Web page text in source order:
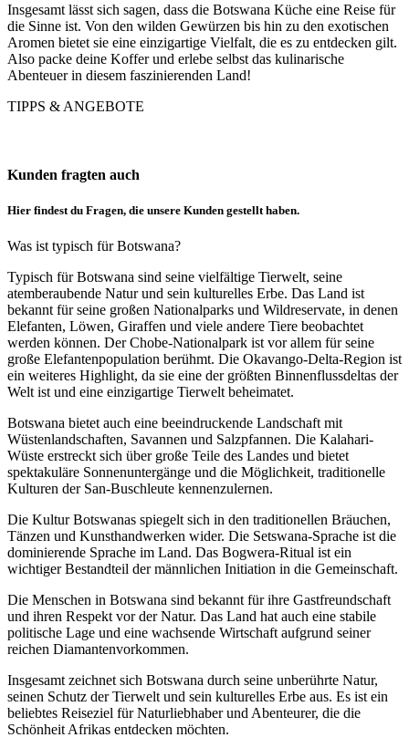
Insgesamt lässt sich sagen, dass die Botswana Küche eine Reise für
die Sinne ist. Von den wilden Gewürzen bis hin zu den exotischen
Aromen bietet sie eine einzigartige Vielfalt, die es zu entdecken gilt.
Also packe deine Koffer und erlebe selbst das kulinarische
Abenteuer in diesem faszinierenden Land!
TIPPS & ANGEBOTE
Kunden fragten auch
Hier findest du Fragen, die unsere Kunden gestellt haben.
Was ist typisch für Botswana?
Typisch für Botswana sind seine vielfältige Tierwelt, seine
atemberaubende Natur und sein kulturelles Erbe. Das Land ist
bekannt für seine großen Nationalparks und Wildreservate, in denen
Elefanten, Löwen, Giraffen und viele andere Tiere beobachtet
werden können. Der Chobe-Nationalpark ist vor allem für seine
große Elefantenpopulation berühmt. Die Okavango-Delta-Region ist
ein weiteres Highlight, da sie eine der größten Binnenflussdeltas der
Welt ist und eine einzigartige Tierwelt beheimatet.
Botswana bietet auch eine beeindruckende Landschaft mit
Wüstenlandschaften, Savannen und Salzpfannen. Die Kalahari-
Wüste erstreckt sich über große Teile des Landes und bietet
spektakuläre Sonnenuntergänge und die Möglichkeit, traditionelle
Kulturen der San-Buschleute kennenzulernen.
Die Kultur Botswanas spiegelt sich in den traditionellen Bräuchen,
Tänzen und Kunsthandwerken wider. Die Setswana-Sprache ist die
dominierende Sprache im Land. Das Bogwera-Ritual ist ein
wichtiger Bestandteil der männlichen Initiation in die Gemeinschaft.
Die Menschen in Botswana sind bekannt für ihre Gastfreundschaft
und ihren Respekt vor der Natur. Das Land hat auch eine stabile
politische Lage und eine wachsende Wirtschaft aufgrund seiner
reichen Diamantenvorkommen.
Insgesamt zeichnet sich Botswana durch seine unberührte Natur,
seinen Schutz der Tierwelt und sein kulturelles Erbe aus. Es ist ein
beliebtes Reiseziel für Naturliebhaber und Abenteurer, die die
Schönheit Afrikas entdecken möchten.